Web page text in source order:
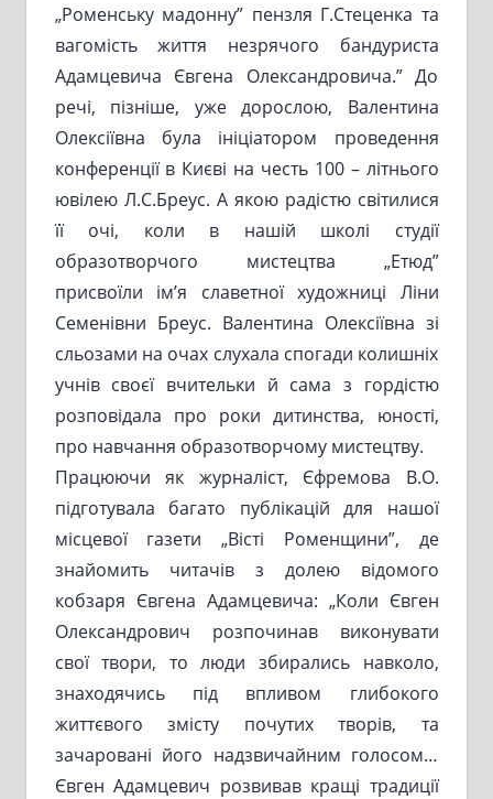
„Роменську мадонну” пензля Г.Стеценка та
вагомість життя незрячого бандуриста
Адамцевича Євгена Олександровича.” До
речі, пізніше, уже дорослою, Валентина
Олексіївна була ініціатором проведення
конференції в Києві на честь 100 – літнього
ювілею Л.С.Бреус. А якою радістю світилися
її очі, коли в нашій школі студії
образотворчого мистецтва „Етюд”
присвоїли ім’я славетної художниці Ліни
Семенівни Бреус. Валентина Олексіївна зі
сльозами на очах слухала спогади колишніх
учнів своєї вчительки й сама з гордістю
розповідала про роки дитинства, юності,
про навчання образотворчому мистецтву.
Працюючи як журналіст, Єфремова В.О.
підготувала багато публікацій для нашої
місцевої газети „Вісті Роменщини”, де
знайомить читачів з долею відомого
кобзаря Євгена Адамцевича: „Коли Євген
Олександрович розпочинав виконувати
свої твори, то люди збирались навколо,
знаходячись під впливом глибокого
життєвого змісту почутих творів, та
зачаровані його надзвичайним голосом…
Євген Адамцевич розвивав кращі традиції